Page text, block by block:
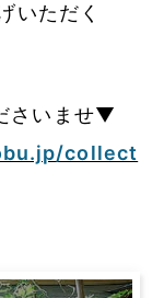
いただく
さいませ▼
collect